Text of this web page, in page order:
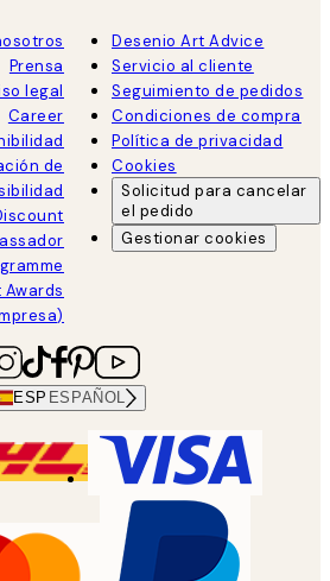
Prensa
legal
Career
de
Awards
Desenio Art Advice
Servicio al cliente
Seguimiento de pedidos
Condiciones de compra
Política de privacidad
Cookies
Solicitud para cancelar
el pedido
Gestionar cookies
ESP ESPAÑOL